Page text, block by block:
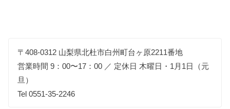
〒408-0312 山梨県北杜市白州町台ヶ原2211番地
営業時間 9：00〜17：00 ／ 定休日 木曜日・1月1日（元
旦）
Tel 0551-35-2246